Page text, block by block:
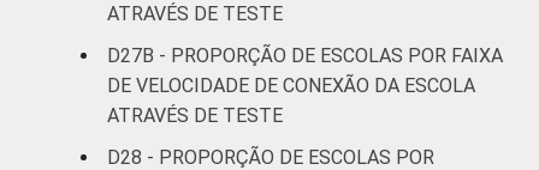
ATRAVÉS DE TESTE
D27B - PROPORÇÃO DE ESCOLAS POR FAIXA
DE VELOCIDADE DE CONEXÃO DA ESCOLA
ATRAVÉS DE TESTE
D28 - PROPORÇÃO DE ESCOLAS POR